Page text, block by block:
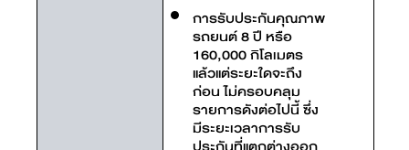
การรับประกันคุณภาพ
รถยนต์ 8 ปี หรือ
160,000 กิโลเมตร
แล้วแต่ระยะใดจะถึง
ก่อน ไม่ครอบคลุม
รายการดังต่อไปนี้ ซึ่ง
มีระยะเวลาการรับ